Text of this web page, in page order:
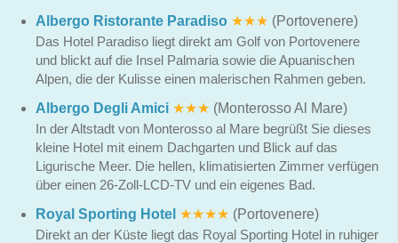
Albergo Ristorante Paradiso ★★★ (Portovenere)
Das Hotel Paradiso liegt direkt am Golf von Portovenere
und blickt auf die Insel Palmaria sowie die Apuanischen
Alpen, die der Kulisse einen malerischen Rahmen geben.
Albergo Degli Amici ★★★ (Monterosso Al Mare)
In der Altstadt von Monterosso al Mare begrüßt Sie dieses
kleine Hotel mit einem Dachgarten und Blick auf das
Ligurische Meer. Die hellen, klimatisierten Zimmer verfügen
über einen 26-Zoll-LCD-TV und ein eigenes Bad.
Royal Sporting Hotel ★★★★ (Portovenere)
Direkt an der Küste liegt das Royal Sporting Hotel in ruhiger